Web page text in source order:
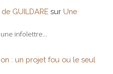
GUILDARE sur Une
infolettre...
: un projet fou ou le seul